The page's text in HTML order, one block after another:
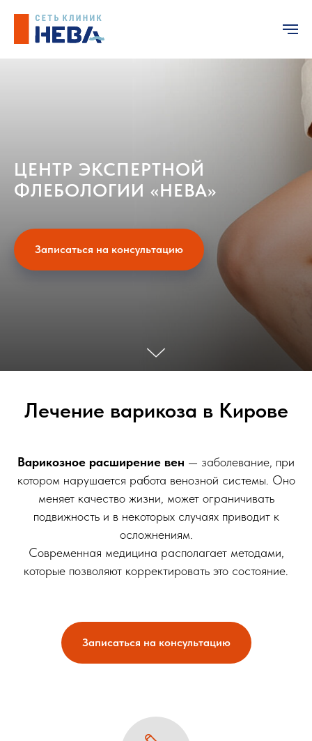
ЦЕНТР ЭКСПЕРТНОЙ
ФЛЕБОЛОГИИ «НЕВА»
Записаться на консультацию
Лечение варикоза в Кирове
Варикозное расширение вен — заболевание, при
котором нарушается работа венозной системы. Оно
меняет качество жизни, может ограничивать
подвижность и в некоторых случаях приводит к
осложнениям.
Современная медицина располагает методами,
которые позволяют корректировать это состояние.
Записаться на консультацию